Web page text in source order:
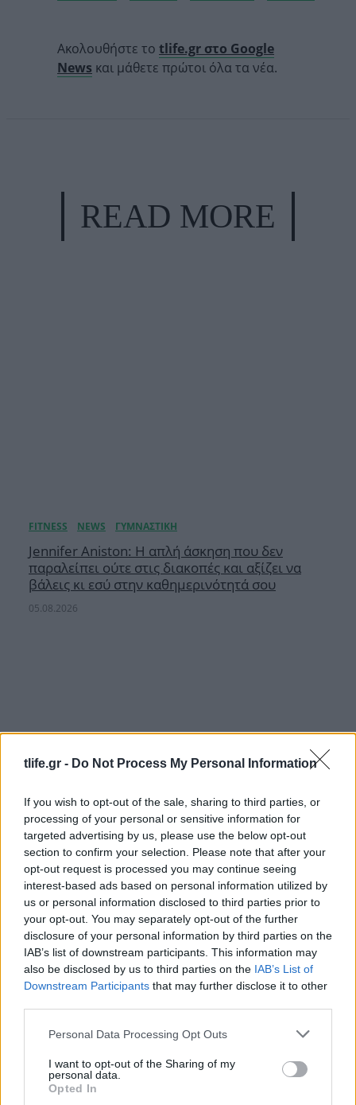
tlife.gr - Do Not Process My Personal Information
If you wish to opt-out of the sale, sharing to third parties, or
processing of your personal or sensitive information for
targeted advertising by us, please use the below opt-out
section to confirm your selection. Please note that after your
opt-out request is processed you may continue seeing
interest-based ads based on personal information utilized by
us or personal information disclosed to third parties prior to
your opt-out. You may separately opt-out of the further
disclosure of your personal information by third parties on the
IAB’s list of downstream participants. This information may
also be disclosed by us to third parties on the IAB’s List of
Downstream Participants that may further disclose it to other
Please note that this website/app uses one or more Google
not limited to your visit or usage behaviour. You may click to
grant or deny consent to Google and its third-party tags to
use your data for below specified purposes in below Google
Personal Data Processing Opt Outs
I want to opt-out of the Sharing of my
personal data.
Opted In
Ακολουθήστε το tlife.gr στο Google
News και μάθετε πρώτοι όλα τα νέα.
READ MORE
Jennifer Aniston: Η απλή άσκηση που δεν
παραλείπει ούτε στις διακοπές και αξίζει να
βάλεις κι εσύ στην καθημερινότητά σου
05.08.2026
Carys Douglas: Η κόρη τoυ Michael Douglas και
της Catherine Zeta-Jones εξελίσσεται στο νέο it-
girl του Hollywood
05.08.2026